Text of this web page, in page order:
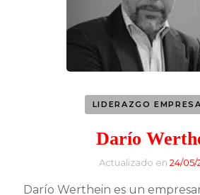
LIDERAZGO
Darío
Actualizado en 24/05/
Darío Werthein es un